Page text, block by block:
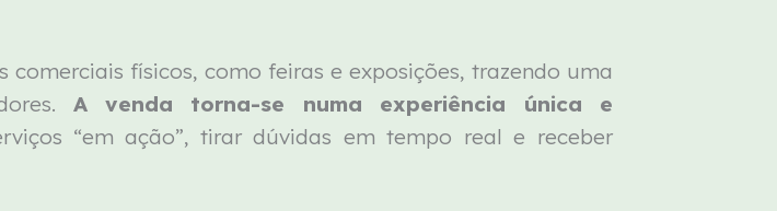
comerciais físicos, como feiras e exposições, trazendo uma
A venda torna-se numa experiência única e
“em ação”, tirar dúvidas em tempo real e receber